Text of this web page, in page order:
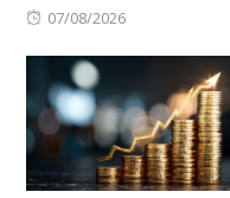
Posted
07/08/2026